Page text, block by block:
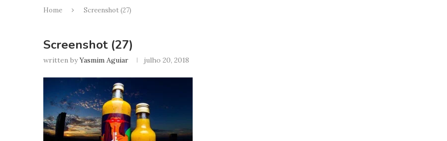
Home Screenshot (27)
Screenshot (27)
written byYasmim Aguiar julho 20, 2018